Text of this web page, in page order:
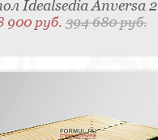
Idealsedia Anversa 2
900 руб.394 680 руб.